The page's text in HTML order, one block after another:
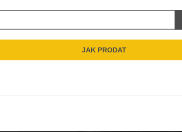
JAK PRODAT